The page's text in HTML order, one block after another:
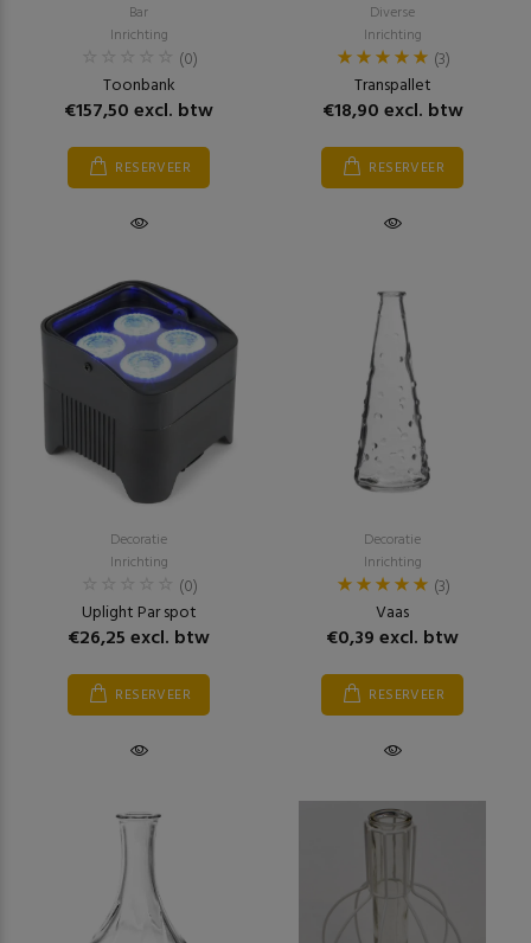
Bar
Inrichting
(0)
Toonbank
€157,50 excl. btw
RESERVEER
Diverse
Inrichting
(3)
Transpallet
€18,90 excl. btw
RESERVEER
Decoratie
Inrichting
(0)
Uplight Par spot
€26,25 excl. btw
RESERVEER
Decoratie
Inrichting
(3)
Vaas
€0,39 excl. btw
RESERVEER